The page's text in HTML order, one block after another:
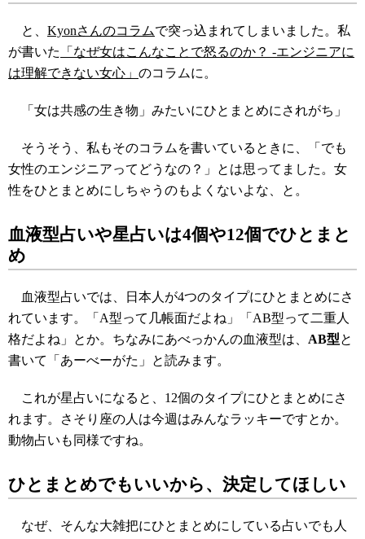
と、 Kyonさんのコラムで突っ込まれてしまいました。私
が書いた
「なぜ女はこんなことで怒るのか？ -エンジニアに
は理解できない女心」 のコラムに。
「女は共感の生き物」みたいにひとまとめにされがち」
そうそう、私もそのコラムを書いているときに、「でも
女性のエンジニアってどうなの？」とは思ってました。女
性をひとまとめにしちゃうのもよくないよな、と。
血液型占いや星占いは4個や12個でひとまと
め
血液型占いでは、日本人が4つのタイプにひとまとめにさ
れています。「A型って几帳面だよね」「AB型って二重人
格だよね」とか。ちなみにあべっかんの血液型は、 AB型と
書いて「あーべーがた」と読みます。
これが星占いになると、12個のタイプにひとまとめにさ
れます。さそり座の人は今週はみんなラッキーですとか。
動物占いも同様ですね。
ひとまとめでもいいから、決定してほしい
なぜ、そんな大雑把にひとまとめにしている占いでも人